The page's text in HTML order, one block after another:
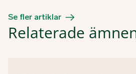
Se fler artiklar
Relaterade